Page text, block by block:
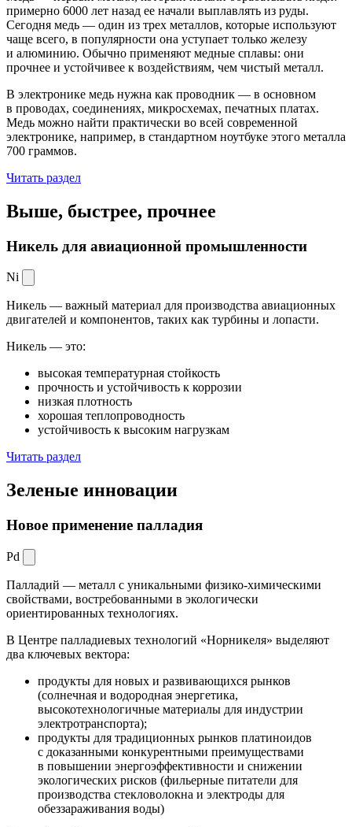
примерно 6000 лет назад ее начали выплавлять из руды.
Сегодня медь — один из трех металлов, которые используют
чаще всего, в популярности она уступает только железу
и алюминию. Обычно применяют медные сплавы: они
прочнее и устойчивее к воздействиям, чем чистый металл.
В электронике медь нужна как проводник — в основном
в проводах, соединениях, микросхемах, печатных платах.
Медь можно найти практически во всей современной
электронике, например, в стандартном ноутбуке этого металла
700 граммов.
Читать раздел
Выше, быстрее, прочнее
Никель для авиационной промышленности
Ni
Никель — важный материал для производства авиационных
двигателей и компонентов, таких как турбины и лопасти.
Никель — это:
высокая температурная стойкость
прочность и устойчивость к коррозии
низкая плотность
хорошая теплопроводность
устойчивость к высоким нагрузкам
Читать раздел
Зеленые инновации
Новое применение палладия
Pd
Палладий — металл с уникальными физико-химическими
свойствами, востребованными в экологически
ориентированных технологиях.
В Центре палладиевых технологий «Норникеля» выделяют
два ключевых вектора:
продукты для новых и развивающихся рынков
(солнечная и водородная энергетика,
высокотехнологичные материалы для индустрии
электротранспорта);
продукты для традиционных рынков платиноидов
с доказанными конкурентными преимуществами
в повышении энергоэффективности и снижении
экологических рисков (фильерные питатели для
производства стекловолокна и электроды для
обеззараживания воды)